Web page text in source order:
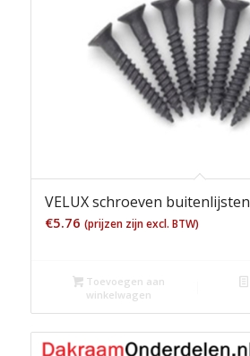
VELUX schroeven buitenlijsten
€5.76 (prijzen zijn excl. BTW)
Toevoegen aan
winkelwagen